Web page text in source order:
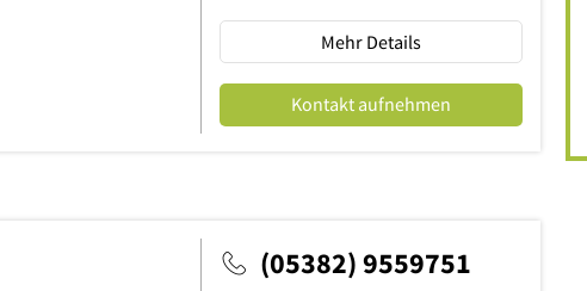
Mehr Details
Kontakt aufnehmen
(05382) 9559751